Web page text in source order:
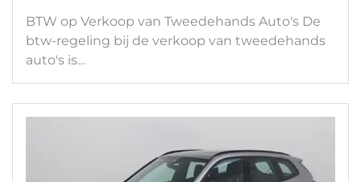
BTW op Verkoop van Tweedehands Auto's De
btw-regeling bij de verkoop van tweedehands
auto's is…